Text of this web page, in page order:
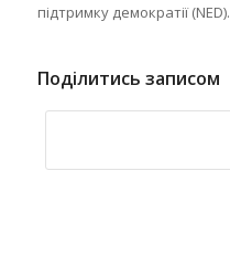
підтримку демократії (NED).
Поділитись записом